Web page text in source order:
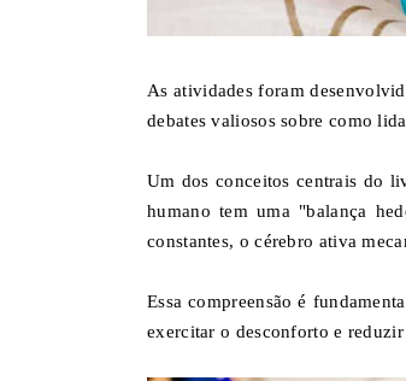
As atividades foram
debates valiosos sobre como
Um dos conceitos centrais do
humano tem uma "balança
constantes, o cérebro ativa
Essa compreensão é
exercitar o desconforto e